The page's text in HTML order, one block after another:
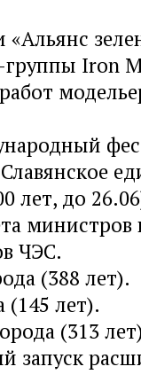
«Альянс
Iron
лет, до
ЧЭС.
(388 лет).
(145 лет).
(313
запуск